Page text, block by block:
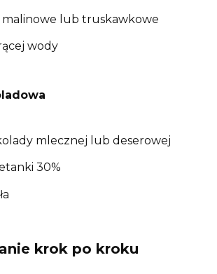
lub truskawkowe
wody
mlecznej lub deserowej
30%
krok po kroku